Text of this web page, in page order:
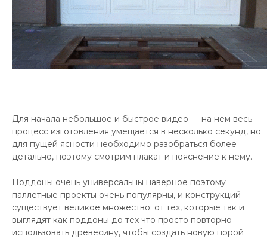
Для начала небольшое и быстрое видео — на нем весь
процесс изготовления умещается в несколько секунд, но
для пущей ясности необходимо разобраться более
детально, поэтому смотрим плакат и пояснение к нему.
Поддоны очень универсальны наверное поэтому
паллетные проекты очень популярны, и конструкций
существует великое множество: от тех, которые так и
выглядят как поддоны до тех что просто повторно
использовать древесину, чтобы создать новую порой